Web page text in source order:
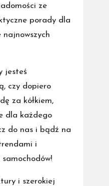
ze
porady dla
najnowszych
jesteś
czy dopiero
za kółkiem,
dla każdego
do nas i bądź na
i
i szerokiej